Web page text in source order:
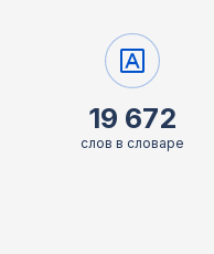
19 672
слов в словаре